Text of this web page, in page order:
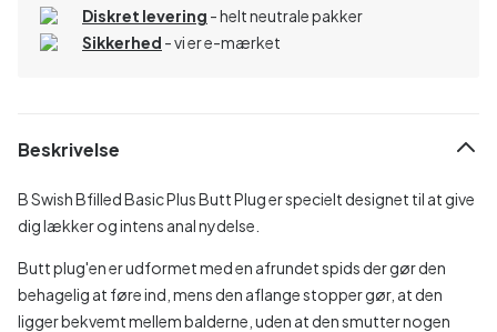
Diskret levering - helt neutrale pakker
Sikkerhed - vi er e-mærket
Beskrivelse
B Swish Bfilled Basic Plus Butt Plug er specielt designet til at give
dig lækker og intens anal nydelse.
Butt plug'en er udformet med en afrundet spids der gør den
behagelig at føre ind, mens den aflange stopper gør, at den
ligger bekvemt mellem balderne, uden at den smutter nogen